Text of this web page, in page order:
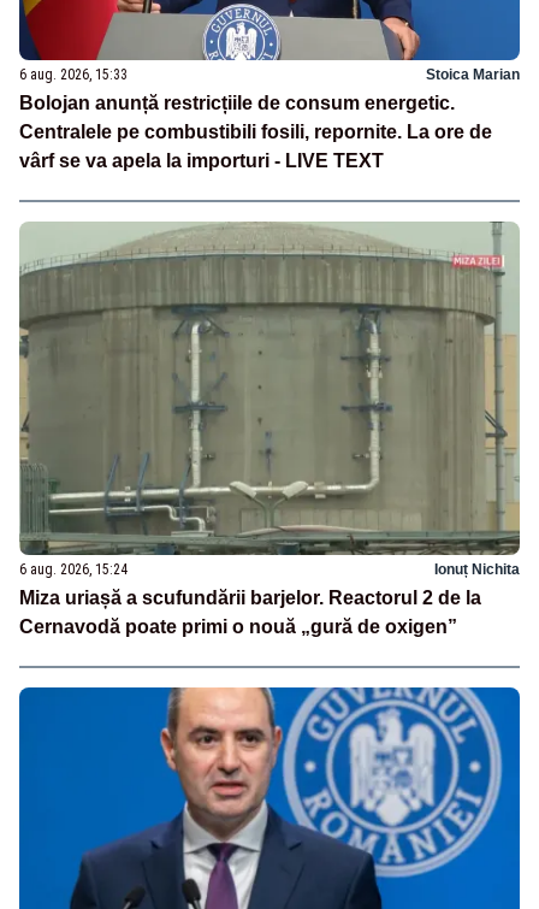
6 aug. 2026, 15:33 Stoica Marian
Bolojan anunță restricțiile de consum energetic.
Centralele pe combustibili fosili, repornite. La ore de
vârf se va apela la importuri - LIVE TEXT
6 aug. 2026, 15:24 Ionuț Nichita
Miza uriașă a scufundării barjelor. Reactorul 2 de la
Cernavodă poate primi o nouă „gură de oxigen”